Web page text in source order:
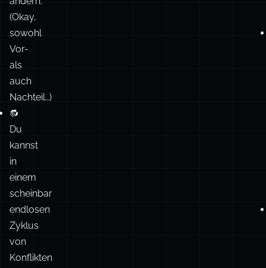
als
auch
Nachteil…)
🔂
Du
kannst
in
einem
scheinbar
endlosen
Zyklus
von
Konflikten
und
-
-
continue